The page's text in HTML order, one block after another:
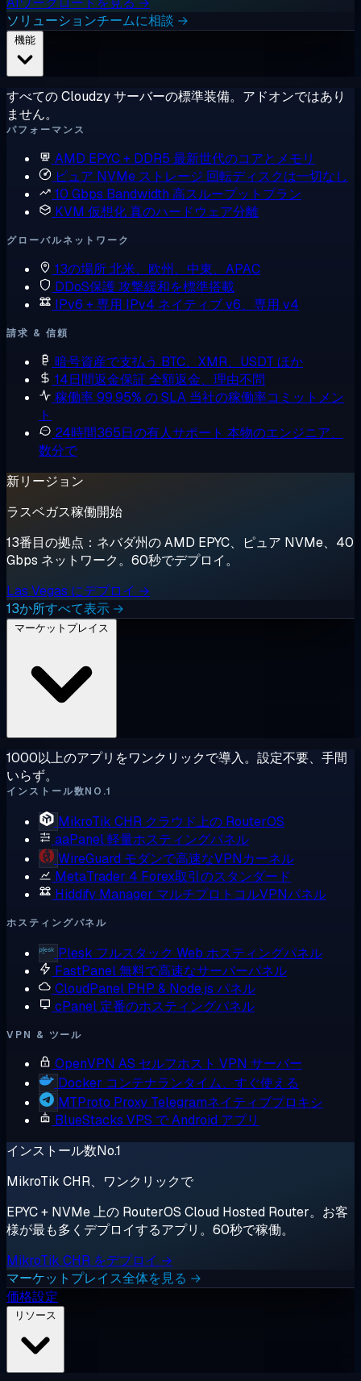
ソリューションチームに相談 →
すべての Cloudzy サーバーの標準装備。アドオンではあり
ません。
パフォーマンス
AMD EPYC + DDR5 最新世代のコアとメモリ
ピュア NVMe ストレージ 回転ディスクは一切なし
10 Gbps Bandwidth 高スループットプラン
KVM 仮想化真のハードウェア分離
グローバルネットワーク
13の場所北米、欧州、中東、APAC
DDoS保護攻撃緩和を標準搭載
IPv6 + 専用 IPv4 ネイティブ v6、専用 v4
請求 & 信頼
暗号資産で支払う BTC、XMR、USDT ほか
14日間返金保証 全額返金、理由不問
稼働率 99.95% の SLA 当社の稼働率コミットメン
ト
24時間365日の有人サポート 本物のエンジニア、
数分で
新リージョン
ラスベガス稼働開始
13番目の拠点：ネバダ州の AMD EPYC、ピュア NVMe、40
Gbps ネットワーク。60秒でデプロイ。
Las Vegas にデプロイ →
13か所すべて表示 →
1000以上のアプリをワンクリックで導入。設定不要、手間
いらず。
インストール数NO.1
MikroTik CHR クラウド上の RouterOS
aaPanel軽量ホスティングパネル
WireGuard モダンで高速なVPNカーネル
MetaTrader 4 Forex取引のスタンダード
Hiddify Manager マルチプロトコルVPNパネル
ホスティングパネル
Plesk フルスタック Web ホスティングパネル
FastPanel無料で高速なサーバーパネル
CloudPanel PHP & Node.js パネル
cPanel 定番のホスティングパネル
VPN & ツール
OpenVPN AS セルフホスト VPN サーバー
Docker コンテナランタイム、すぐ使える
MTProto Proxy Telegramネイティブプロキシ
BlueStacks VPS で Android アプリ
インストール数No.1
MikroTik CHR、ワンクリックで
EPYC + NVMe 上の RouterOS Cloud Hosted Router。お客
様が最も多くデプロイするアプリ。60秒で稼働。
MikroTik CHR をデプロイ →
マーケットプレイス全体を見る →
価格設定